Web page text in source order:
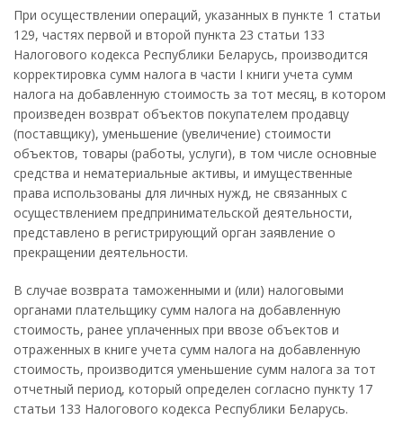
При осуществлении операций, указанных в пункте 1 статьи
129, частях первой и второй пункта 23 статьи 133
Налогового кодекса Республики Беларусь, производится
корректировка сумм налога в части I книги учета сумм
налога на добавленную стоимость за тот месяц, в котором
произведен возврат объектов покупателем продавцу
(поставщику), уменьшение (увеличение) стоимости
объектов, товары (работы, услуги), в том числе основные
средства и нематериальные активы, и имущественные
права использованы для личных нужд, не связанных с
осуществлением предпринимательской деятельности,
представлено в регистрирующий орган заявление о
прекращении деятельности.
В случае возврата таможенными и (или) налоговыми
органами плательщику сумм налога на добавленную
стоимость, ранее уплаченных при ввозе объектов и
отраженных в книге учета сумм налога на добавленную
стоимость, производится уменьшение сумм налога за тот
отчетный период, который определен согласно пункту 17
статьи 133 Налогового кодекса Республики Беларусь.